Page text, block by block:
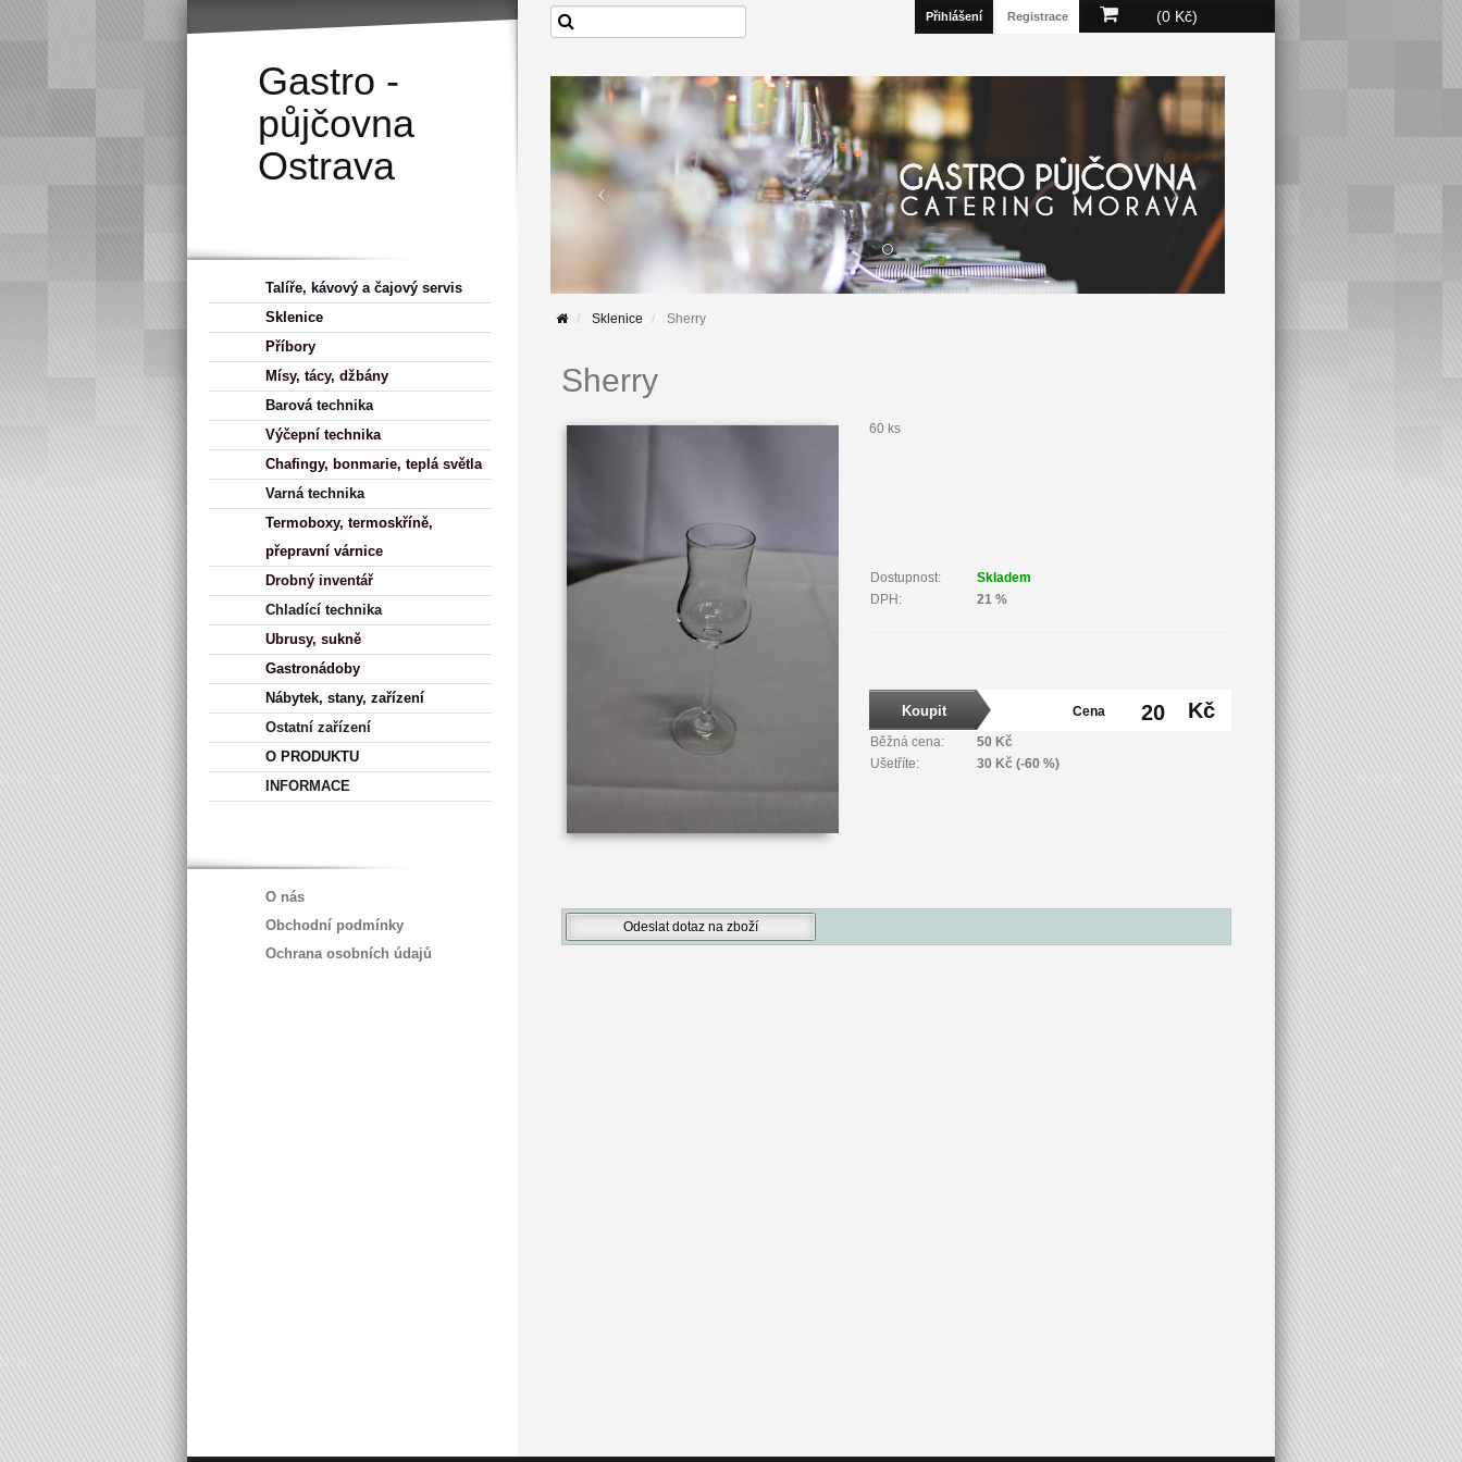
Gastro -
půjčovna
Ostrava
Talíře, kávový a čajový servis
Sklenice
Příbory
Mísy, tácy, džbány
Barová technika
Výčepní technika
Chafingy, bonmarie, teplá světla
Varná technika
Termoboxy, termoskříně,
přepravní várnice
Drobný inventář
Chladící technika
Ubrusy, sukně
Gastronádoby
Nábytek, stany, zařízení
Ostatní zařízení
O PRODUKTU
INFORMACE
O nás
Obchodní podmínky
Ochrana osobních údajů
Přihlášení Registrace (0 Kč)
Sklenice Sherry
Sherry
60 ks
Dostupnost:
Skladem
DPH:
21 %
Cena 20 Kč
Běžná cena:
50 Kč
Ušetříte:
30 Kč (-60 %)